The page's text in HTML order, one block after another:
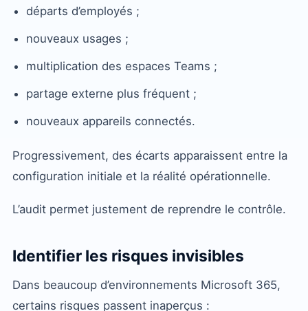
départs d’employés ;
nouveaux usages ;
multiplication des espaces Teams ;
partage externe plus fréquent ;
nouveaux appareils connectés.
Progressivement, des écarts apparaissent entre la
configuration initiale et la réalité opérationnelle.
L’audit permet justement de reprendre le contrôle.
Identifier les risques invisibles
Dans beaucoup d’environnements Microsoft 365,
certains risques passent inaperçus :